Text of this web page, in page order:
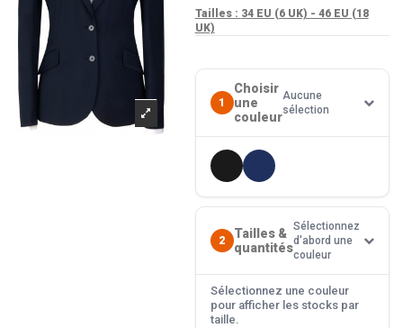
Tailles : 34 EU (6 UK) - 46 EU (18
UK)
1
Choisir
une
couleur
Aucune
sélection
2
Tailles &
quantités
Sélectionnez
d'abord une
couleur
Sélectionnez une couleur
pour afficher les stocks par
taille.